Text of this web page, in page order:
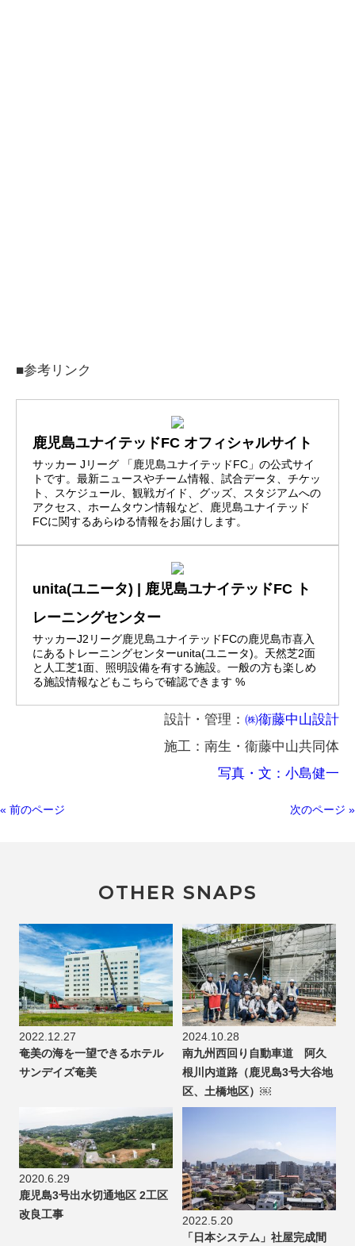
■参考リンク
鹿児島ユナイテッドFC オフィシャルサイト
サッカー Jリーグ 「鹿児島ユナイテッドFC」の公式サイ
トです。最新ニュースやチーム情報、試合データ、チケッ
ト、スケジュール、観戦ガイド、グッズ、スタジアムへの
アクセス、ホームタウン情報など、鹿児島ユナイテッド
FCに関するあらゆる情報をお届けします。
unita(ユニータ) | 鹿児島ユナイテッドFC ト
レーニングセンター
サッカーJ2リーグ鹿児島ユナイテッドFCの鹿児島市喜入
にあるトレーニングセンターunita(ユニータ)。天然芝2面
と人工芝1面、照明設備を有する施設。一般の方も楽しめ
る施設情報などもこちらで確認できます %
設計・管理： ㈱衞藤中山設計
施工：南生・衞藤中山共同体
写真・文：小島健一
« 前のページ 次のページ »
OTHER SNAPS
2022.12.27
奄美の海を一望できるホテル
サンデイズ奄美
2024.10.28
南九州西回り自動車道 阿久
根川内道路（鹿児島3号大谷地
区、土橋地区）￼
2020.6.29
鹿児島3号出水切通地区 2工区
改良工事
2022.5.20
「日本システム」社屋完成間